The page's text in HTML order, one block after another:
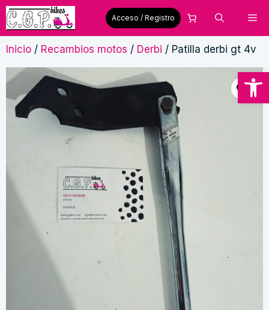
Abrir
Saltar
al
contenido
Acceso / Registro
Inicio / Recambios motos / Derbi / Patilla derbi gt 4v